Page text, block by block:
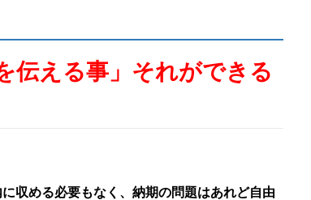
伝える事」それができる
収める必要もなく、納期の問題はあれど自由